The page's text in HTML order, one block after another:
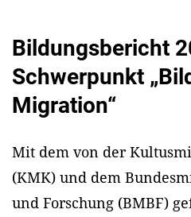
Bildungsbericht
Schwerpunkt
Migration“
Mit dem von der
(KMK) und dem
und Forschung (BMBF)